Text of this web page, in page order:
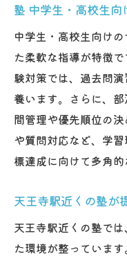
口コミで評
は
塾 大学受験
天王寺駅 塾
部活両立に役立
塾が提案す
の作り方
援
学校行事と
説
塾 中学生・高校生
中学生・高校生向け
た柔軟な指導が特徴
験対策では、過去問
養います。さらに、
間管理や優先順位の
や質問対応など、学
標達成に向けて多角的
天王寺駅近くの塾が
天王寺駅近くの塾で
た環境が整っていま